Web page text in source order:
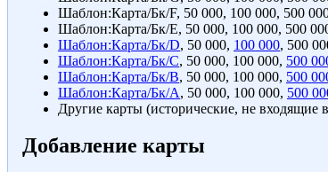
Шаблон:Карта/Бк/F, 50 000, 100 000, 500
Шаблон:Карта/Бк/E, 50 000, 100 000, 500
Шаблон:Карта/Бк/D, 50 000, 100 000, 500
Шаблон:Карта/Бк/C, 50 000, 100 000, 500
Шаблон:Карта/Бк/B, 50 000, 100 000, 500
Шаблон:Карта/Бк/A, 50 000, 100 000, 500
Другие карты (исторические, не входящие
Добавление карты